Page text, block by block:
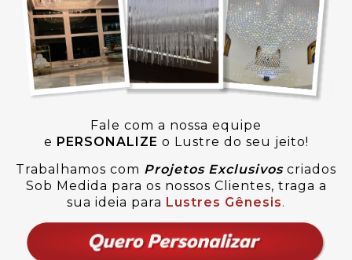
Fale com a nossa equipe
e PERSONALIZE o Lustre do seu jeito!
Trabalhamos com Projetos Exclusivoscriados
Sob Medida para os nossos Clientes, traga a
sua ideia para Lustres Gênesis.